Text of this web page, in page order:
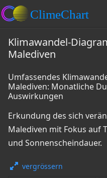
Klimawandel-
Malediven
Umfassendes
Malediven: Monatliche
Auswirkungen
Erkundung des sich
Malediven mit Fokus auf
und Sonnenscheindauer.
vergrössern